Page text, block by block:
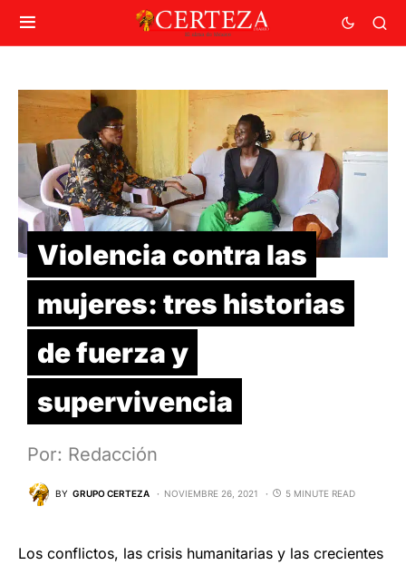
Violencia contra las
mujeres: tres historias
de fuerza y
supervivencia
Por: Redacción
BY GRUPO CERTEZA NOVIEMBRE 26, 2021 5 MINUTE READ
Los conflictos, las crisis humanitarias y las crecientes